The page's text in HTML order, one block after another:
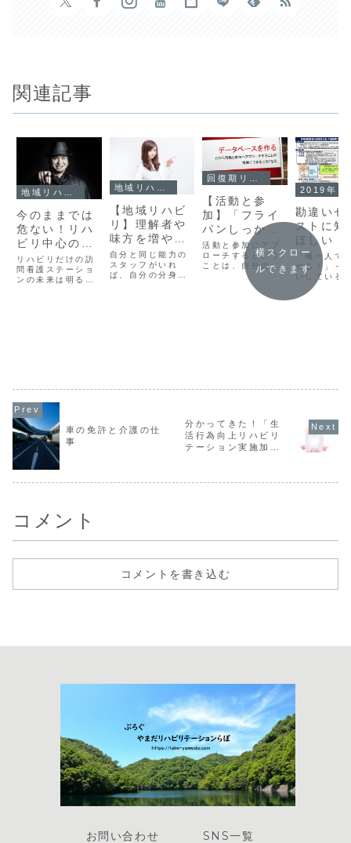
関連記事
今のままでは
危ない！リハ
ビリ中心の訪
問看護ステー
ション
リハビリだけの訪
問看護ステーショ
ンの未来は明るく
【地域リハビ
リ】理解者や
味方を増やす
ということ
自分と同じ能力の
スタッフがいれ
ば、自分の分身が
回復期リハビリテーション
【活動と参
加】「フライ
パンしっかり
持つ」ってい
う目標
活動と参加にアプ
ローチするという
ことは、自分の中
に活動と参加のア
プローチについて
のデータベースが
2019年
勘違いセ
ストに知
ほしい「
ビリテー
ンって多
連携です
んなんで
「俺一人で
やる！」っ
いしている
ストがいる
応書いてみ
横スクロー
ルできます
車の免許と介護の仕
事
分かってきた！「生
活行為向上リハビリ
テーション実施加
コメント
コメントを書き込む
お問い合わせ SNS一覧